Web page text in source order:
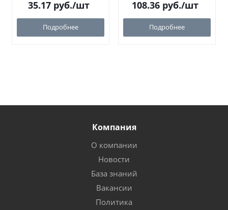
35.17 руб./шт
Подробнее
108.36 руб./шт
Подробнее
Компания
О компании
Новости
База знаний
Вакансии
Политика